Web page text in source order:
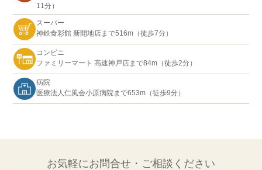
11分）
スーパー
神鉄食彩館 新開地店まで516m（徒歩7分）
コンビニ
ファミリーマート 高速神戸店まで84m（徒歩2分）
病院
医療法人仁風会小原病院まで653m（徒歩9分）
お気軽にお問合せ・ご相談ください